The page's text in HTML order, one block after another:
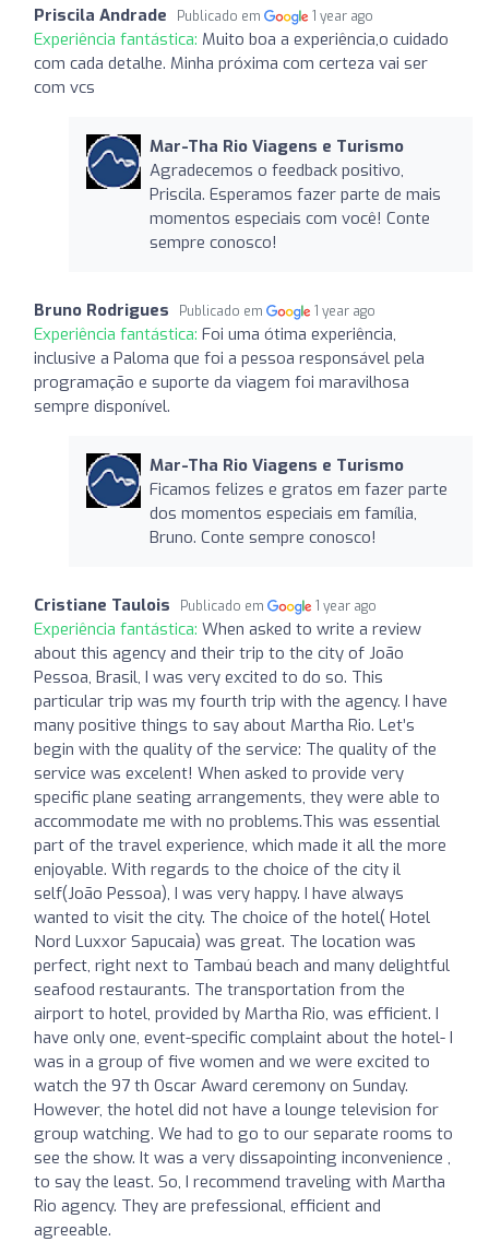
Priscila Andrade Publicado em 1 year ago
Experiência fantástica: Muito boa a experiência,o cuidado
com cada detalhe. Minha próxima com certeza vai ser
com vcs
Mar-Tha Rio Viagens e Turismo
Agradecemos o feedback positivo,
Priscila. Esperamos fazer parte de mais
momentos especiais com você! Conte
sempre conosco!
Bruno Rodrigues Publicado em 1 year ago
Experiência fantástica: Foi uma ótima experiência,
inclusive a Paloma que foi a pessoa responsável pela
programação e suporte da viagem foi maravilhosa
sempre disponível.
Mar-Tha Rio Viagens e Turismo
Ficamos felizes e gratos em fazer parte
dos momentos especiais em família,
Bruno. Conte sempre conosco!
Cristiane Taulois Publicado em 1 year ago
Experiência fantástica: When asked to write a review
about this agency and their trip to the city of João
Pessoa, Brasil, I was very excited to do so. This
particular trip was my fourth trip with the agency. I have
many positive things to say about Martha Rio. Let’s
begin with the quality of the service: The quality of the
service was excelent! When asked to provide very
specific plane seating arrangements, they were able to
accommodate me with no problems.This was essential
part of the travel experience, which made it all the more
enjoyable. With regards to the choice of the city il
self(João Pessoa), I was very happy. I have always
wanted to visit the city. The choice of the hotel( Hotel
Nord Luxxor Sapucaia) was great. The location was
perfect, right next to Tambaú beach and many delightful
seafood restaurants. The transportation from the
airport to hotel, provided by Martha Rio, was efficient. I
have only one, event-specific complaint about the hotel- I
was in a group of five women and we were excited to
watch the 97 th Oscar Award ceremony on Sunday.
However, the hotel did not have a lounge television for
group watching. We had to go to our separate rooms to
see the show. It was a very dissapointing inconvenience ,
to say the least. So, I recommend traveling with Martha
Rio agency. They are prefessional, efficient and
agreeable.